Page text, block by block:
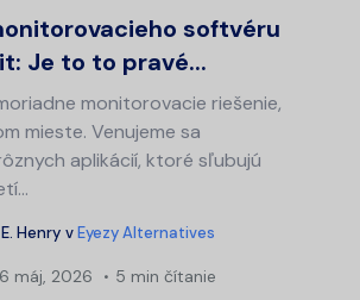
softvéru
Je to to pravé...
monitorovacie riešenie,
mieste. Venujeme sa
aplikácií, ktoré sľubujú
Henry vEyezy Alternatives
máj, 2026 5 min čítanie